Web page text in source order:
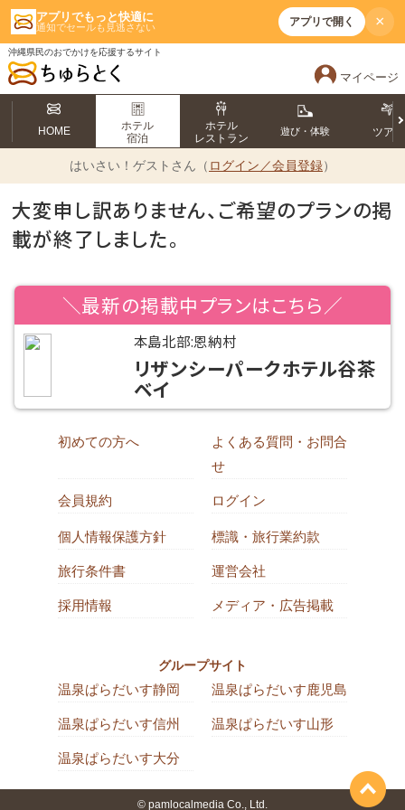
アプリでもっと快適に
通知でセールも見逃さない アプリで開く ×
沖縄県民のおでかけを応援するサイト
マイページ
HOME
ホテル
宿泊
ホテル
レストラン
遊び・体験 ツアー
はいさい！ ゲストさん（ ログイン／会員登録）
大変申し訳ありません、ご希望のプランの掲
載が終了しました。
＼最新の掲載中プランはこちら／
本島北部:恩納村
リザンシーパークホテル谷茶
ベイ
初めての方へ
よくある質問・お問合
せ
会員規約 ログイン
個人情報保護方針 標識・旅行業約款
旅行条件書 運営会社
採用情報 メディア・広告掲載
グループサイト
温泉ぱらだいす静岡 温泉ぱらだいす鹿児島
温泉ぱらだいす信州 温泉ぱらだいす山形
温泉ぱらだいす大分
© pamlocalmedia Co., Ltd.